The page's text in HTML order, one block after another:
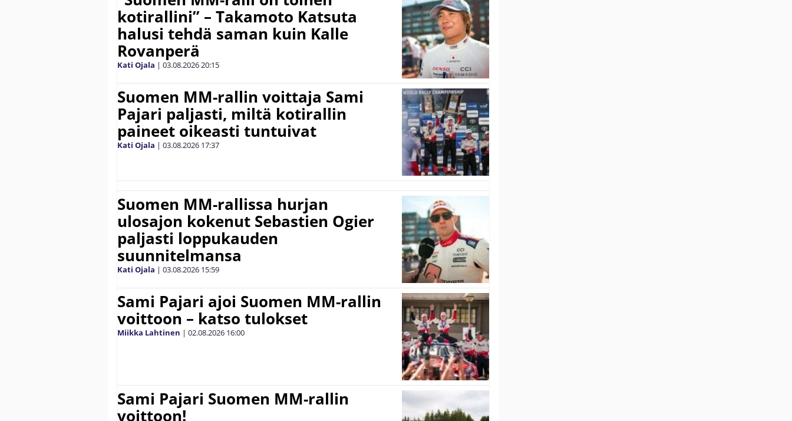
kotirallini” – Takamoto Katsuta
halusi tehdä saman kuin Kalle
Rovanperä
Kati Ojala | 03.08.202620:15
Suomen MM-rallin voittaja Sami
Pajari paljasti, miltä kotirallin
paineet oikeasti tuntuivat
Kati Ojala | 03.08.2026 17:37
Suomen MM-rallissa hurjan
ulosajon kokenut Sebastien Ogier
paljasti loppukauden
suunnitelmansa
Kati Ojala | 03.08.2026 15:59
Sami Pajari ajoi Suomen MM-rallin
voittoon – katso tulokset
Miikka Lahtinen | 02.08.2026 16:00
Sami Pajari Suomen MM-rallin
voittoon!